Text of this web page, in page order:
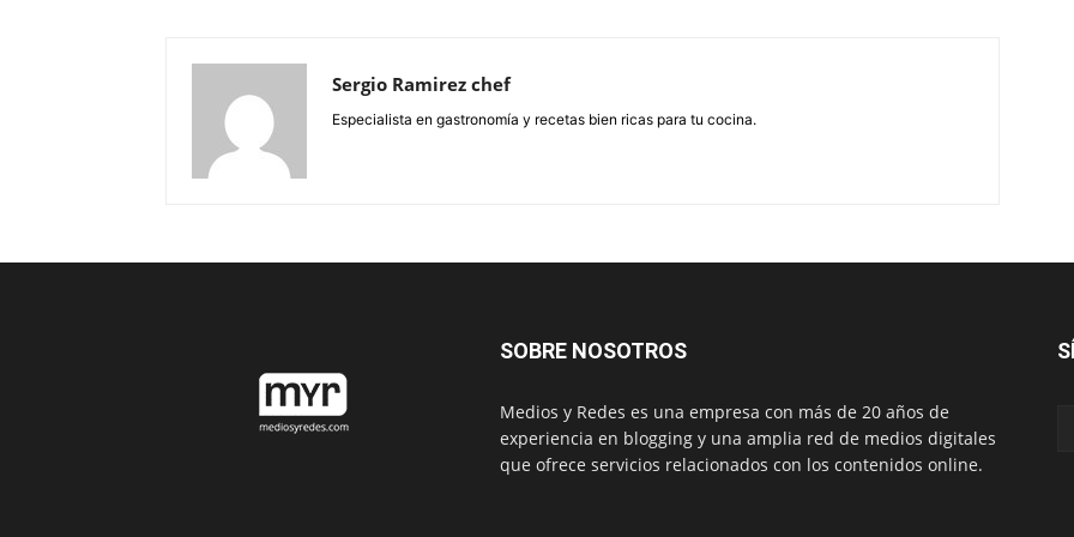
Sergio Ramirez chef
Especialista en gastronomía y recetas bien ricas para tu cocina.
SOBRE NOSOTROS
Medios y Redes es una empresa con más de 20 años de
experiencia en blogging y una amplia red de medios digitales
que ofrece servicios relacionados con los contenidos online.